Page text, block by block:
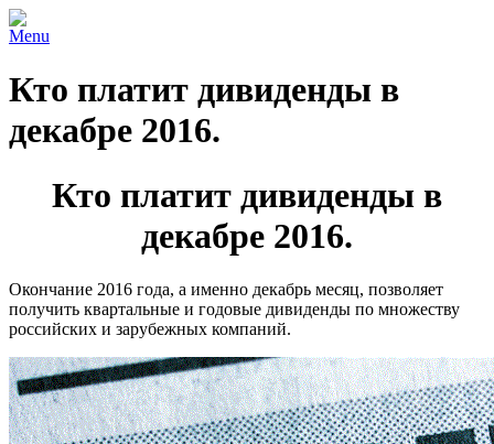
Menu
Кто платит дивиденды в
декабре 2016.
Кто платит дивиденды в
декабре 2016.
Окончание 2016 года, а именно декабрь месяц, позволяет
получить квартальные и годовые дивиденды по множеству
российских и зарубежных компаний.